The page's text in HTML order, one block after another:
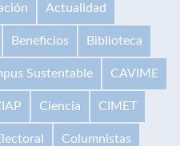
Actualidad
Beneficios Biblioteca
Sustentable CAVIME
Ciencia CIMET
Columnistas